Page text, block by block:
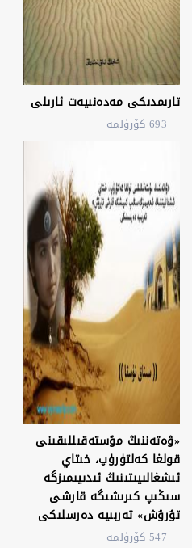
تارىمدىكى مەدەنىيەت ئارىلى
693 كۆرۈلمە
«ۋەتەننىڭ مۇستەقىللىقىنى
قولغا كەلتۈرۈپ، خىتاي
ئىشغالىيىتىنىڭ ئىدىيىمىزگە
سىڭىپ كىرىشىگە قارشى
تۇرۇش» تەربىيە دەرسلىكى
547 كۆرۈلمە